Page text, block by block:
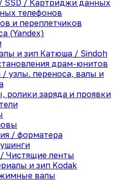
SSD / Картриджи данных
телефонов
и переплетчиков
(Yandex)
и зип Катюша / Sindoh
драм-юнитов
узлы. переноса, валы и
ролики заряда и проявки
/ форматера
Чистящие ленты
и зип Kodak
валы